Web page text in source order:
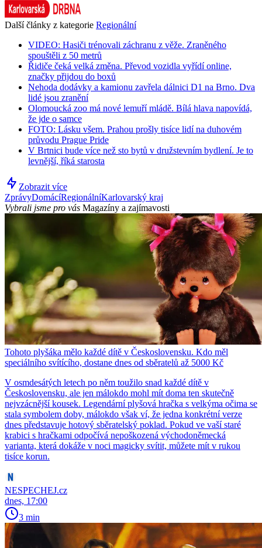
Další články z kategorie Regionální
VIDEO: Hasiči trénovali záchranu z věže. Zraněného
spouštěli z 50 metrů
Řidiče čeká velká změna. Převod vozidla vyřídí online,
značky přijdou do boxů
Nehoda dodávky a kamionu zavřela dálnici D1 na Brno. Dva
lidé jsou zranění
Olomoucká zoo má nové lemuří mládě. Bílá hlava napovídá,
že jde o samce
FOTO: Lásku všem. Prahou prošly tisíce lidí na duhovém
průvodu Prague Pride
V Brtnici bude více než sto bytů v družstevním bydlení. Je to
levnější, říká starosta
Zobrazit více
ZprávyDomácíRegionálníKarlovarský kraj
Vybrali jsme pro vás Magazíny a zajímavosti
Tohoto plyšáka mělo každé dítě v Československu. Kdo měl
speciálního svítícího, dostane dnes od sběratelů až 5000 Kč
V osmdesátých letech po něm toužilo snad každé dítě v
Československu, ale jen málokdo mohl mít doma ten skutečně
nejvzácnější kousek. Legendární plyšová hračka s velkýma očima se
stala symbolem doby, málokdo však ví, že jedna konkrétní verze
dnes představuje hotový sběratelský poklad. Pokud ve vaší staré
krabici s hračkami odpočívá nepoškozená východoněmecká
varianta, která dokáže v noci magicky svítit, můžete mít v rukou
tisíce korun.
NESPECHEJ.cz
dnes, 17:00
3 min